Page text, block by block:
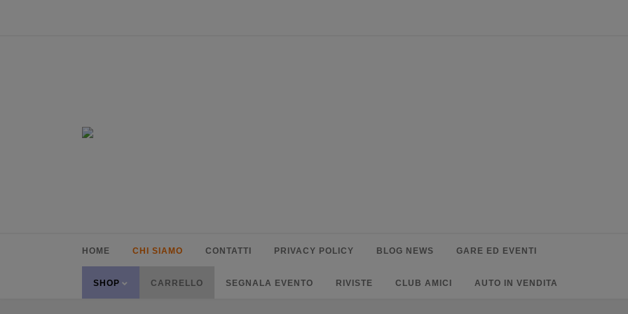
HOME CHI SIAMO CONTATTI PRIVACY POLICY BLOG NEWS GARE ED EVENTI
SHOP CARRELLO SEGNALA EVENTO RIVISTE CLUB AMICI AUTO IN VENDITA